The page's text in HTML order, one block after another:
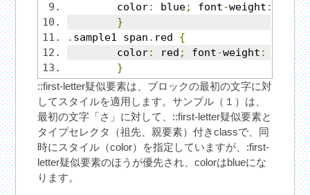
	color
: blue; font-weight : bold;
}
. sample1 span . red {
	color
: red ; font-weight : bold;
}
::first-letter疑似要素は、ブロックの最初の文字に対
してスタイルを適用します。サンプル（１）は、
最初の文字「さ」に対して、::first-letter疑似要素と
タイプセレクタ（祖先、親要素）付きclassで、同
時にスタイル（color）を指定していますが、:first-
letter疑似要素のほうが優先され、colorはblueにな
ります。